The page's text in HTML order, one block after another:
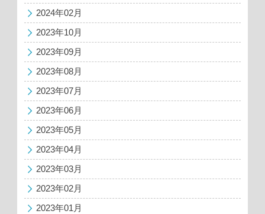
2024年02月
2023年10月
2023年09月
2023年08月
2023年07月
2023年06月
2023年05月
2023年04月
2023年03月
2023年02月
2023年01月